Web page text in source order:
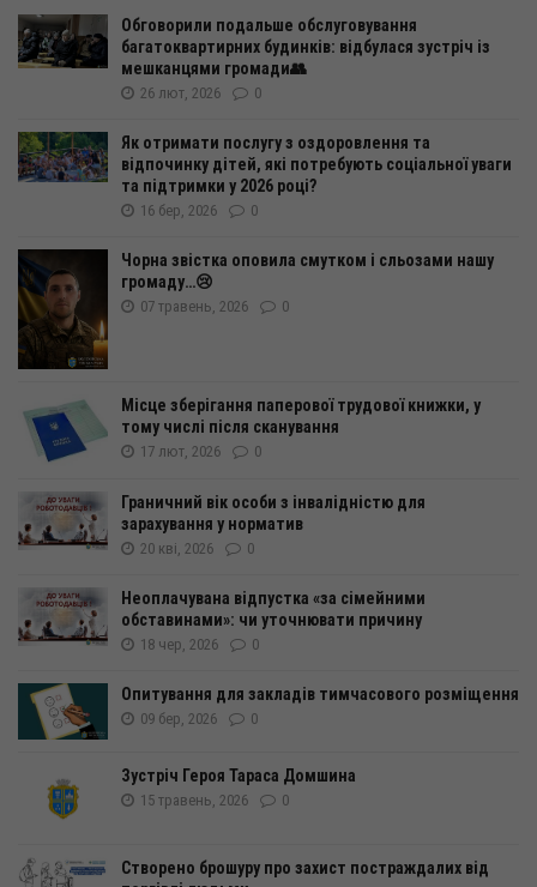
Обговорили подальше обслуговування
багатоквартирних будинків: відбулася зустріч із
мешканцями громади👥
26 лют, 2026 0
Як отримати послугу з оздоровлення та
відпочинку дітей, які потребують соціальної уваги
та підтримки у 2026 році?
16 бер, 2026 0
Чорна звістка оповила смутком і сльозами нашу
громаду…😢
07 травень, 2026 0
Місце зберігання паперової трудової книжки, у
тому числі після сканування
17 лют, 2026 0
Граничний вік особи з інвалідністю для
зарахування у норматив
20 кві, 2026 0
Неоплачувана відпустка «за сімейними
обставинами»: чи уточнювати причину
18 чер, 2026 0
Опитування для закладів тимчасового розміщення
09 бер, 2026 0
Зустріч Героя Тараса Домшина
15 травень, 2026 0
Створено брошуру про захист постраждалих від